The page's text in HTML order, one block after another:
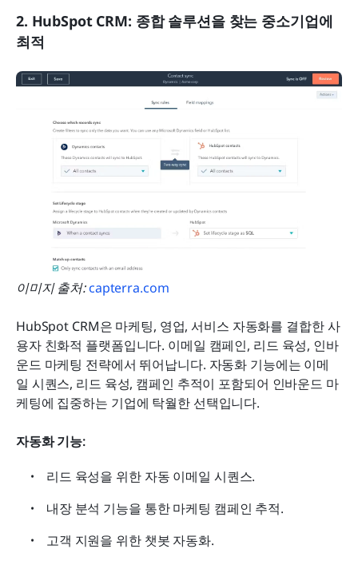
2. HubSpot CRM: 종합 솔루션을 찾는 중소기업에
최적
이미지 출처: capterra.com
HubSpot CRM은 마케팅, 영업, 서비스 자동화를 결합한 사
용자 친화적 플랫폼입니다. 이메일 캠페인, 리드 육성, 인바
운드 마케팅 전략에서 뛰어납니다. 자동화 기능에는 이메
일 시퀀스, 리드 육성, 캠페인 추적이 포함되어 인바운드 마
케팅에 집중하는 기업에 탁월한 선택입니다.
자동화 기능:
리드 육성을 위한 자동 이메일 시퀀스.
내장 분석 기능을 통한 마케팅 캠페인 추적.
고객 지원을 위한 챗봇 자동화.